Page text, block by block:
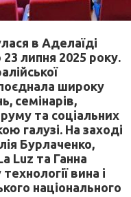
в Аделаїді
липня 2025 року.
широку
семінарів,
та соціальних
галузі. На заході
Бурлаченко,
Luz та Ганна
вина і
національного